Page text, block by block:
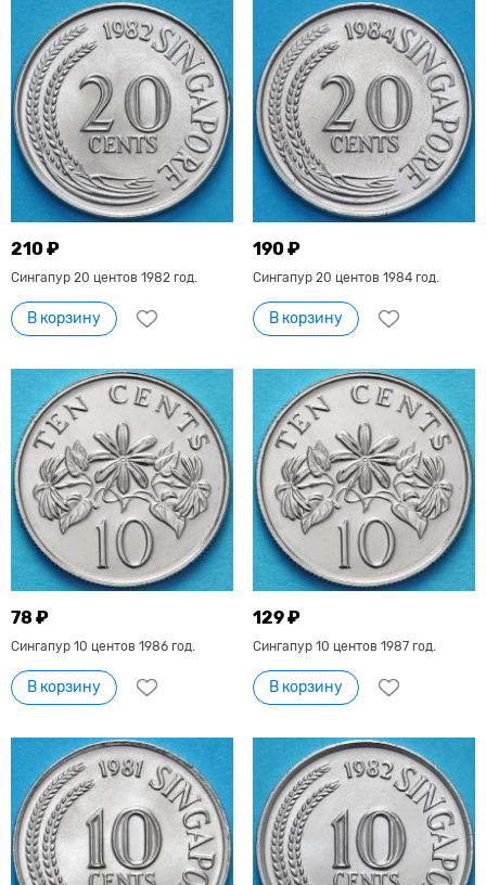
210 ₽
Сингапур 20 центов 1982 год.
В корзину
190 ₽
Сингапур 20 центов 1984 год.
В корзину
78 ₽
Сингапур 10 центов 1986 год.
В корзину
129 ₽
Сингапур 10 центов 1987 год.
В корзину